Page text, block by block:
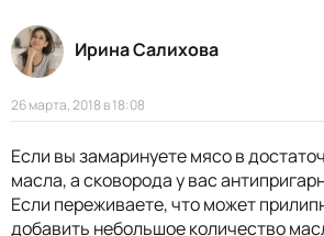
Ирина Салихова
26 марта, 2018 в 18:08
Если вы замаринуете мясо в
масла, а сковорода у вас
Если переживаете, что может
добавить небольшое количество